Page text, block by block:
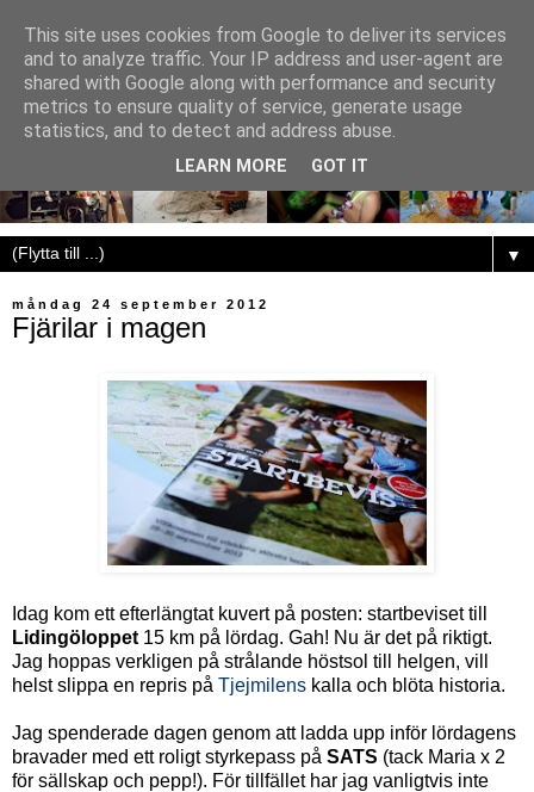
▼
måndag 24 september 2012
Fjärilar i magen
Idag kom ett efterlängtat kuvert på posten: startbeviset till
Lidingöloppet 15 km på lördag. Gah! Nu är det på riktigt.
Jag hoppas verkligen på strålande höstsol till helgen, vill
helst slippa en repris på Tjejmilens kalla och blöta historia.
Jag spenderade dagen genom att ladda upp inför lördagens
bravader med ett roligt styrkepass på SATS (tack Maria x 2
för sällskap och pepp!). För tillfället har jag vanligtvis inte
This site uses cookies from Google to deliver its services
and to analyze traffic. Your IP address and user-agent are
shared with Google along with performance and security
metrics to ensure quality of service, generate usage
statistics, and to detect and address abuse.
LEARN MORE GOT IT